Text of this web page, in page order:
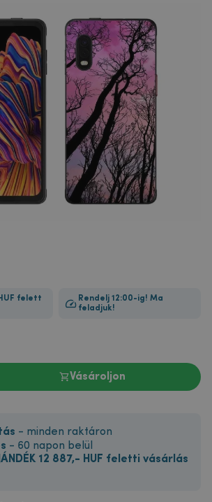
felett
Rendelj 12:00-ig! Ma
feladjuk!
Vásároljon
- minden raktáron
- 60 napon belül
12 887,- HUF feletti vásárlás